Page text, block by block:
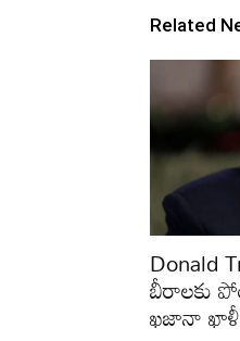
Related
Donald
బీరాలకు
ఖజానా